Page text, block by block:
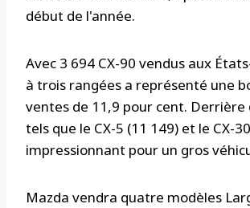
début de l'année.
Avec 3 694 CX-90 vendus aux
à trois rangées a représenté une
ventes de 11,9 pour cent. Derrière
tels que le CX-5 (11 149) et le CX-
impressionnant pour un gros
Mazda vendra quatre modèles